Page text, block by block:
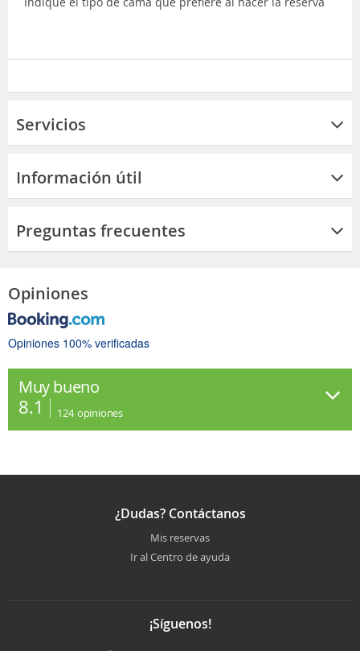
Servicios
Información útil
Preguntas frecuentes
Opiniones
Opiniones 100% verificadas
Muy bueno
8.1 124 opiniones
¿Dudas? Contáctanos
Mis reservas
Ir al Centro de ayuda
¡Síguenos!